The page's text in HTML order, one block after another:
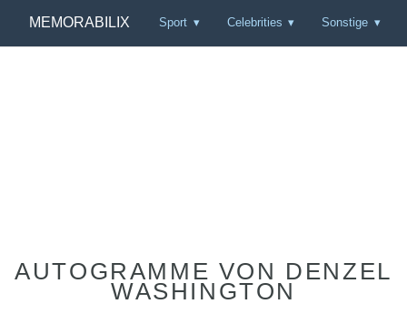
MEMORABILIX Sport Celebrities Sonstige
AUTOGRAMME VON DENZEL
WASHINGTON